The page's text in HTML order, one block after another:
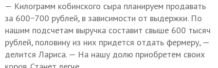
— Килограмм кобинского сыра планируем продавать
за 600−700 рублей, в зависимости от выдержки. По
нашим подсчетам выручка составит свыше 600 тысяч
рублей, половину из них придется отдать фермеру, —
делится Лариса. — На нашу долю приобретем своих